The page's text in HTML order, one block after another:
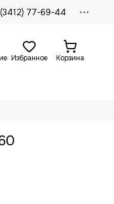
77-69-44
Избранное Корзина